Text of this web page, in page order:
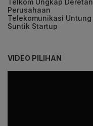
Telkom Ungkap Deretan
Perusahaan
Telekomunikasi Untung
Suntik Startup
VIDEO PILIHAN